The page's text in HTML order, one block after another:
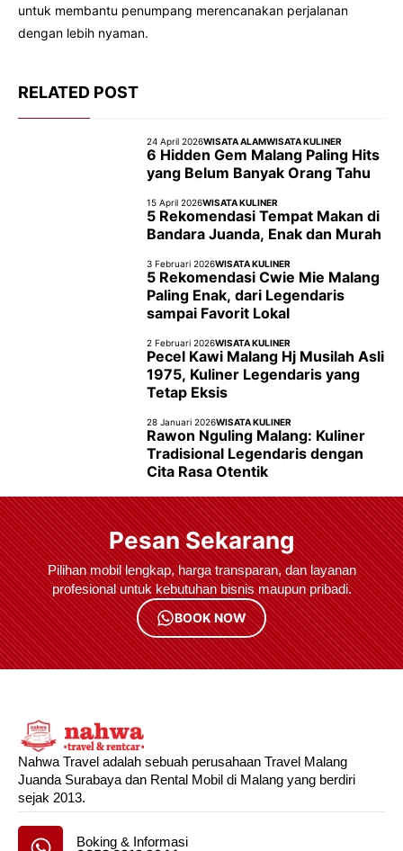
untuk membantu penumpang merencanakan perjalanan
dengan lebih nyaman.
RELATED POST
24 April 2026WISATA ALAMWISATA KULINER
6 Hidden Gem Malang Paling Hits
yang Belum Banyak Orang Tahu
15 April 2026WISATA KULINER
5 Rekomendasi Tempat Makan di
Bandara Juanda, Enak dan Murah
3 Februari 2026WISATA KULINER
5 Rekomendasi Cwie Mie Malang
Paling Enak, dari Legendaris
sampai Favorit Lokal
2 Februari 2026WISATA KULINER
Pecel Kawi Malang Hj Musilah Asli
1975, Kuliner Legendaris yang
Tetap Eksis
28 Januari 2026WISATA KULINER
Rawon Nguling Malang: Kuliner
Tradisional Legendaris dengan
Cita Rasa Otentik
Pesan Sekarang
Pilihan mobil lengkap, harga transparan, dan layanan
profesional untuk kebutuhan bisnis maupun pribadi.
BOOK NOW
Nahwa Travel adalah sebuah perusahaan Travel Malang
Juanda Surabaya dan Rental Mobil di Malang yang berdiri
sejak 2013.
Boking & Informasi